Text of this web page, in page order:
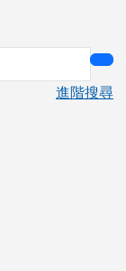
進階搜尋